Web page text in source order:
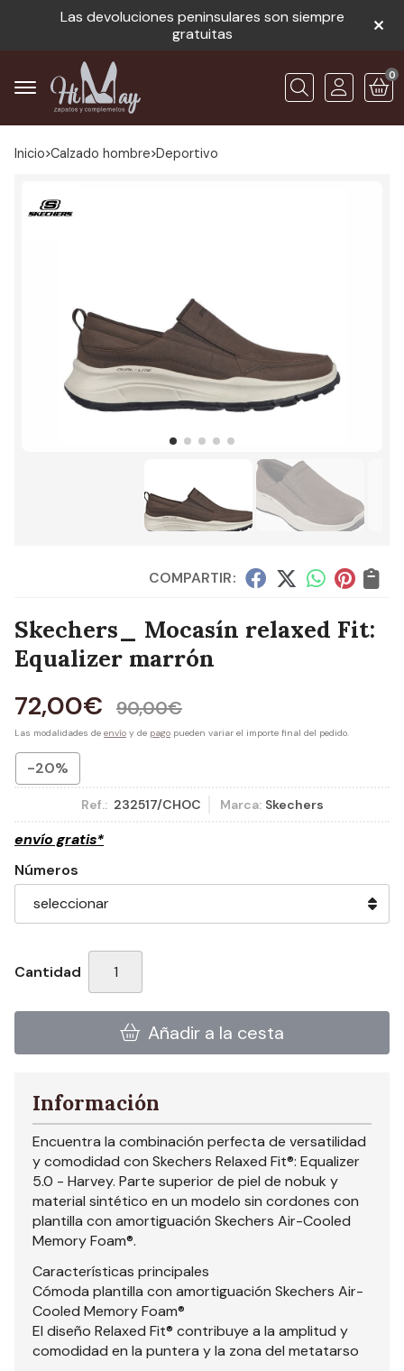
Las devoluciones peninsulares son siempre
gratuitas
Buscar
0
Inicio calzado hombre deportivo
COMPARTIR:
Skechers_ Mocasín relaxed Fit:
Equalizer marrón
72,00€ 90,00€
Las modalidades de envío y de pago pueden variar el importe final del pedido.
-20%
Ref.: 232517/CHOC Marca: Skechers
envío gratis*
Números
Cantidad
Añadir a la cesta
Información
Encuentra la combinación perfecta de versatilidad
y comodidad con Skechers Relaxed Fit®: Equalizer
5.0 - Harvey. Parte superior de piel de nobuk y
material sintético en un modelo sin cordones con
plantilla con amortiguación Skechers Air-Cooled
Memory Foam®.
Características principales
Cómoda plantilla con amortiguación Skechers Air-
Cooled Memory Foam®
El diseño Relaxed Fit® contribuye a la amplitud y
comodidad en la puntera y la zona del metatarso